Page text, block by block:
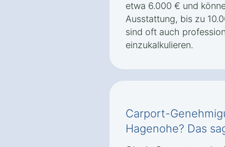
etwa 6.000 € und
Ausstattung, bis zu
sind oft auch
einzukalkulieren.
Carport-
Hagenohe? Das